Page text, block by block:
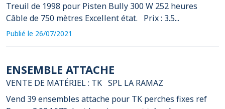
Treuil de 1998 pour Pisten Bully 300 W 252 heures
Câble de 750 mètres Excellent état. Prix : 3.5...
Publié le 26/07/2021
ENSEMBLE ATTACHE
VENTE DE MATÉRIEL : TK SPL LA RAMAZ
Vend 39 ensembles attache pour TK perches fixes ref